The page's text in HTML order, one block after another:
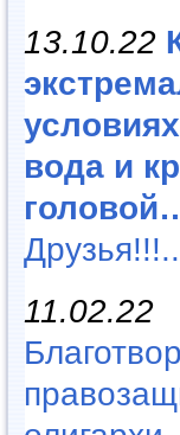
13.10.22
вода и
Друзья!!!..
11.02.22